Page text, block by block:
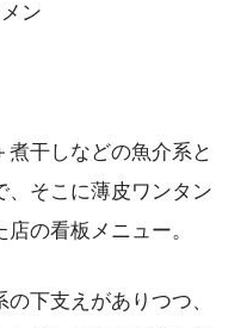
干しなどの魚介系と
、そこに薄皮ワンタン
の看板メニュー。
下支えがありつつ、